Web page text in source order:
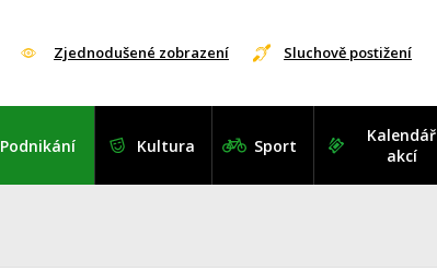
Zjednodušené zobrazení Sluchově postižení
Podnikání Kultura Sport
Kalendář
akcí